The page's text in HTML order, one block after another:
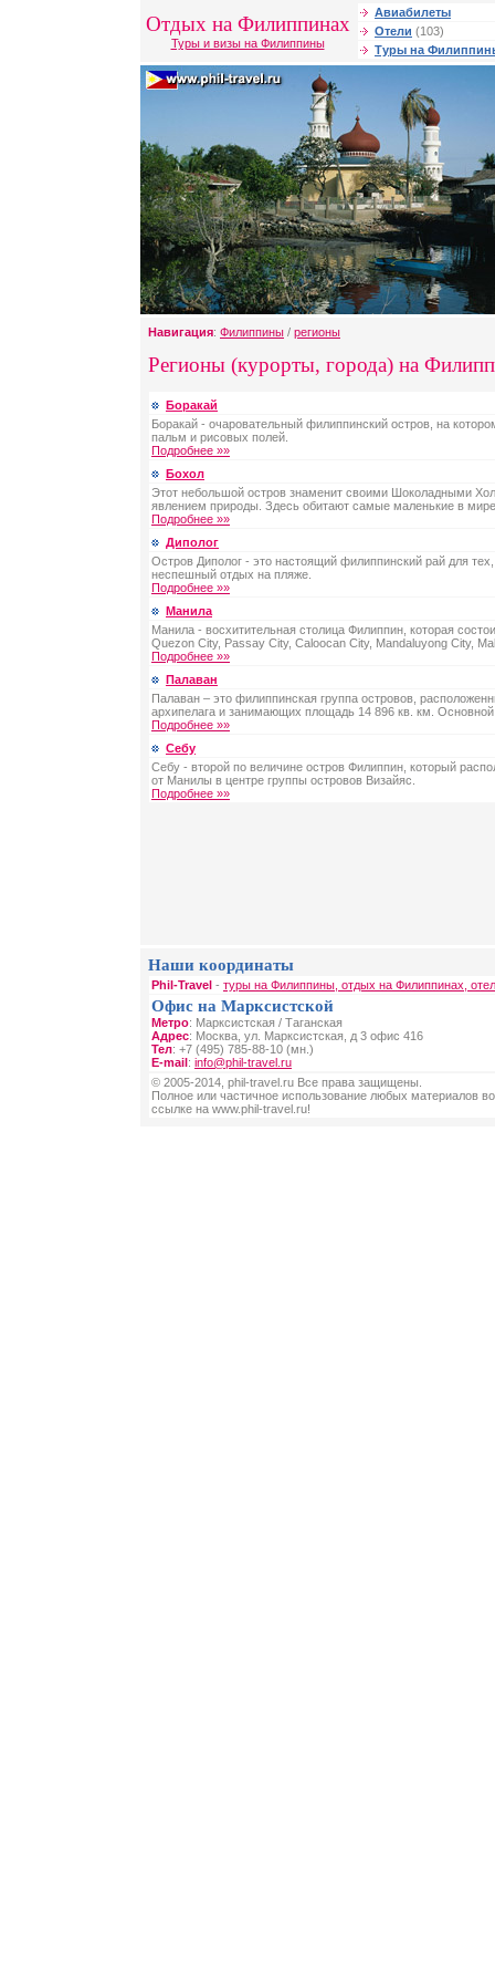
Отдых на Филиппинах
Туры и визы на Филиппины
Авиабилеты
Отели (103)
Туры на
Навигация: Филиппины / регионы
Регионы (курорты, города) на
Боракай
Боракай - очаровательный филиппинский остров, на
пальм и рисовых полей.
Подробнее »»
Бохол
Этот небольшой остров знаменит своими Шоколадными
явлением природы. Здесь обитают самые маленькие в
Подробнее »»
Диполог
Остров Диполог - это настоящий филиппинский рай для тех,
неспешный отдых на пляже.
Подробнее »»
Манила
Манила - восхитительная столица Филиппин, которая
Quezon City, Passay City, Caloocan City, Mandaluyong City,
Подробнее »»
Палаван
Палаван – это филиппинская группа островов,
архипелага и занимающих площадь 14 896 кв. км.
Подробнее »»
Себу
Себу - второй по величине остров Филиппин, который
от Манилы в центре группы островов Визайяс.
Подробнее »»
Наши координаты
Phil-Travel - туры на Филиппины, отдых на Филиппинах,
Офис на Марксистской
Метро: Марксистская / Таганская
Адрес: Москва, ул. Марксистская, д 3 офис 416
Тел: +7 (495) 785-88-10 (мн.)
E-mail: info@phil-travel.ru
© 2005-2014, phil-travel.ru Все права защищены.
Полное или частичное использование любых материалов
ссылке на www.phil-travel.ru!